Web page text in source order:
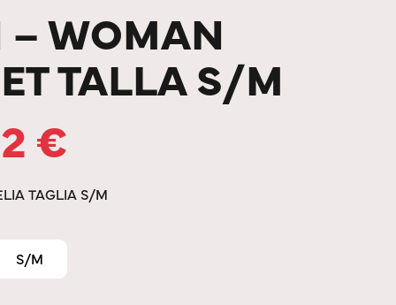
– WOMAN
TALLA S/M
€
TAGLIA S/M
S/M